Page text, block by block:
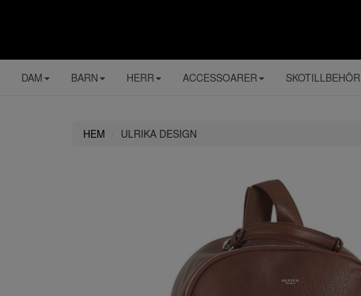
DAM BARN HERR ACCESSOARER SKOTILLBEHÖR
HEM ULRIKA DESIGN